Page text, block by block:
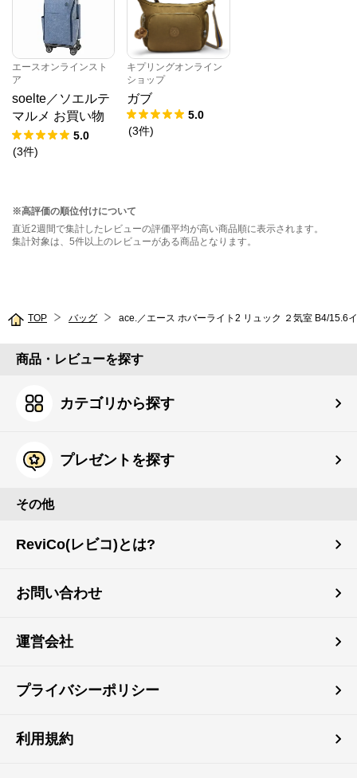
エースオンラインスト
ア
soelte／ソエルテ
マルメ お買い物
キャリー 27L 359
83
5.0
(3件)
キプリングオンライン
ショップ
ガブ
5.0
(3件)
※高評価の順位付けについて
直近2週間で集計したレビューの評価平均が高い商品順に表示されます。
集計対象は、5件以上のレビューがある商品となります。
TOP バッグ ace.／エース ホバーライト2 リュック ２気室 B4/15.6
商品・レビューを探す
カテゴリから探す
プレゼントを探す
その他
ReviCo(レビコ)とは?
お問い合わせ
運営会社
プライバシーポリシー
利用規約